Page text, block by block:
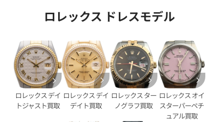
ル文字盤
時点の参考買取価格です
ブラック文字盤
参考買取価格
2,890,000円
※2025年11月時点の参考買取
ロレックス ドレスモデル
ロレックス デイ
トジャスト買取
ロレックス デイ
デイト買取
ロレックス ター
ノグラフ買取
ロレックス オイ
スターパーペチ
ュアル買取